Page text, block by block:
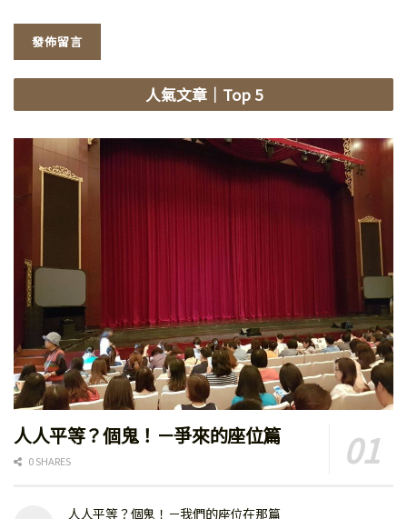
人氣文章｜Top 5
人人平等？個鬼！－爭來的座位篇
0 SHARES
人人平等？個鬼！－我們的座位在那篇